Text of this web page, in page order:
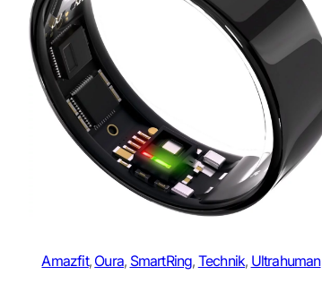
Amazfit, Oura, SmartRing, Technik, Ultrahuman